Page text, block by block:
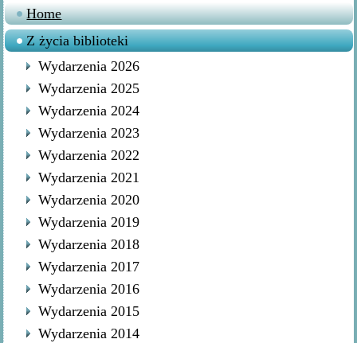
Home
Z życia biblioteki
Wydarzenia 2026
Wydarzenia 2025
Wydarzenia 2024
Wydarzenia 2023
Wydarzenia 2022
Wydarzenia 2021
Wydarzenia 2020
Wydarzenia 2019
Wydarzenia 2018
Wydarzenia 2017
Wydarzenia 2016
Wydarzenia 2015
Wydarzenia 2014